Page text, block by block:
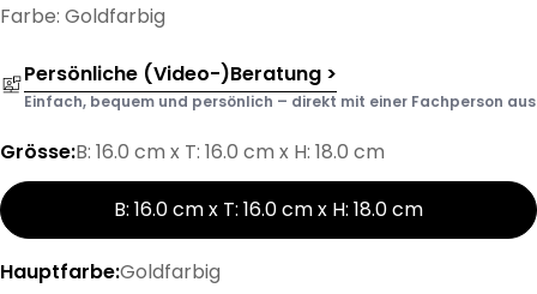
Farbe: Goldfarbig
Persönliche (Video-)Beratung >
Einfach, bequem und persönlich – direkt mit einer Fachperson aus
Grösse:B: 16.0 cm x T: 16.0 cm x H: 18.0 cm
B: 16.0 cm x T: 16.0 cm x H: 18.0 cm
Hauptfarbe:Goldfarbig